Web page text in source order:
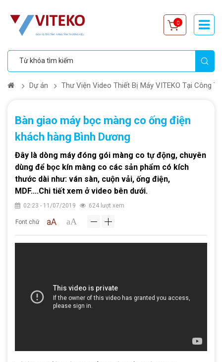
0
Dự án Thư Viện Video Thiết Bị Máy VITEKO Tại Công
Bàn giao máy bọc màng co ống điện
khách hàng Bình Dương
Đây là dòng máy đóng gói màng co tự động, chuyên
dùng để bọc kín màng co các sản phẩm có kích
thước dài như: ván sàn, cuộn vải, ống điện,
MDF....Chi tiết xem ở video bên dưới.
02:23 - 11/07/2019 624 lượt xem
Font chữ aA aA